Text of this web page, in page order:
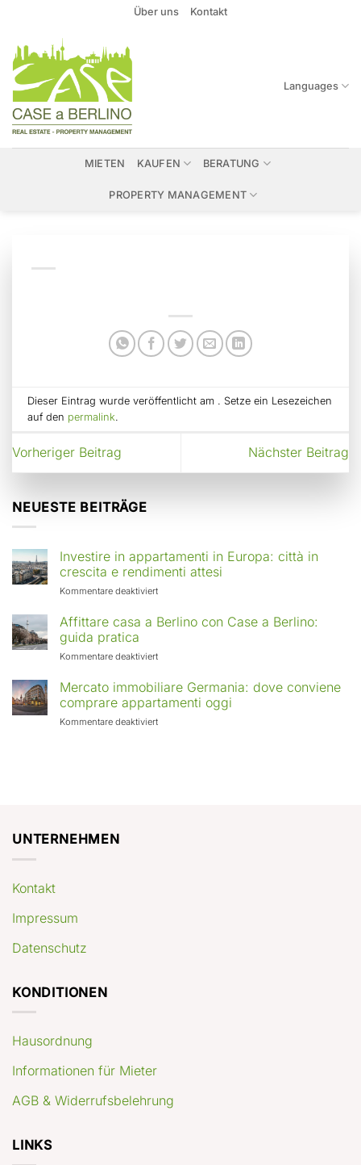
springen
Über uns Kontakt
Languages
MIETEN KAUFEN BERATUNG
PROPERTY MANAGEMENT
Dieser Eintrag wurde veröffentlicht am . Setze ein Lesezeichen
auf den permalink.
Vorheriger Beitrag Nächster Beitrag
NEUESTE BEITRÄGE
Investire in appartamenti in Europa: città in
crescita e rendimenti attesi
Kommentare deaktiviertfür
in
Europa:
in
crescita
rendimenti
Affittare casa a Berlino con Case a Berlino:
guida pratica
Kommentare deaktiviertfür
casa
a
Berlino
con
Mercato immobiliare Germania: dove conviene
comprare appartamenti oggi
Kommentare deaktiviertfür
UNTERNEHMEN
Kontakt
Impressum
Datenschutz
KONDITIONEN
Hausordnung
Informationen für Mieter
AGB & Widerrufsbelehrung
LINKS